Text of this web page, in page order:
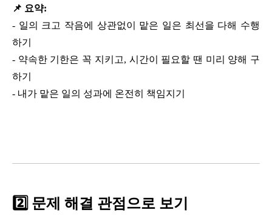
📌 요약:
- 일의 크고 작음에 상관없이 맡은 일은 최선을 다해 수행
하기
- 약속한 기한은 꼭 지키고, 시간이 필요할 땐 미리 양해 구
하기
- 내가 맡은 일의 성과에 온전히 책임지기
2️⃣ 문제 해결 관점으로 보기